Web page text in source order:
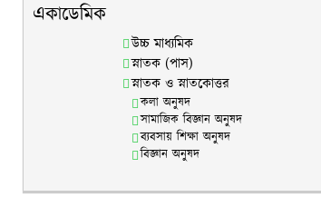
একাডেমিক
উচ্চ মাধ্যমিক
স্নাতক (পাস)
স্নাতক ও স্নাতকোত্তর
কলা অনুষদ
সামাজিক বিজ্ঞান অনুষদ
ব্যবসায় শিক্ষা অনুষদ
বিজ্ঞান অনুষদ